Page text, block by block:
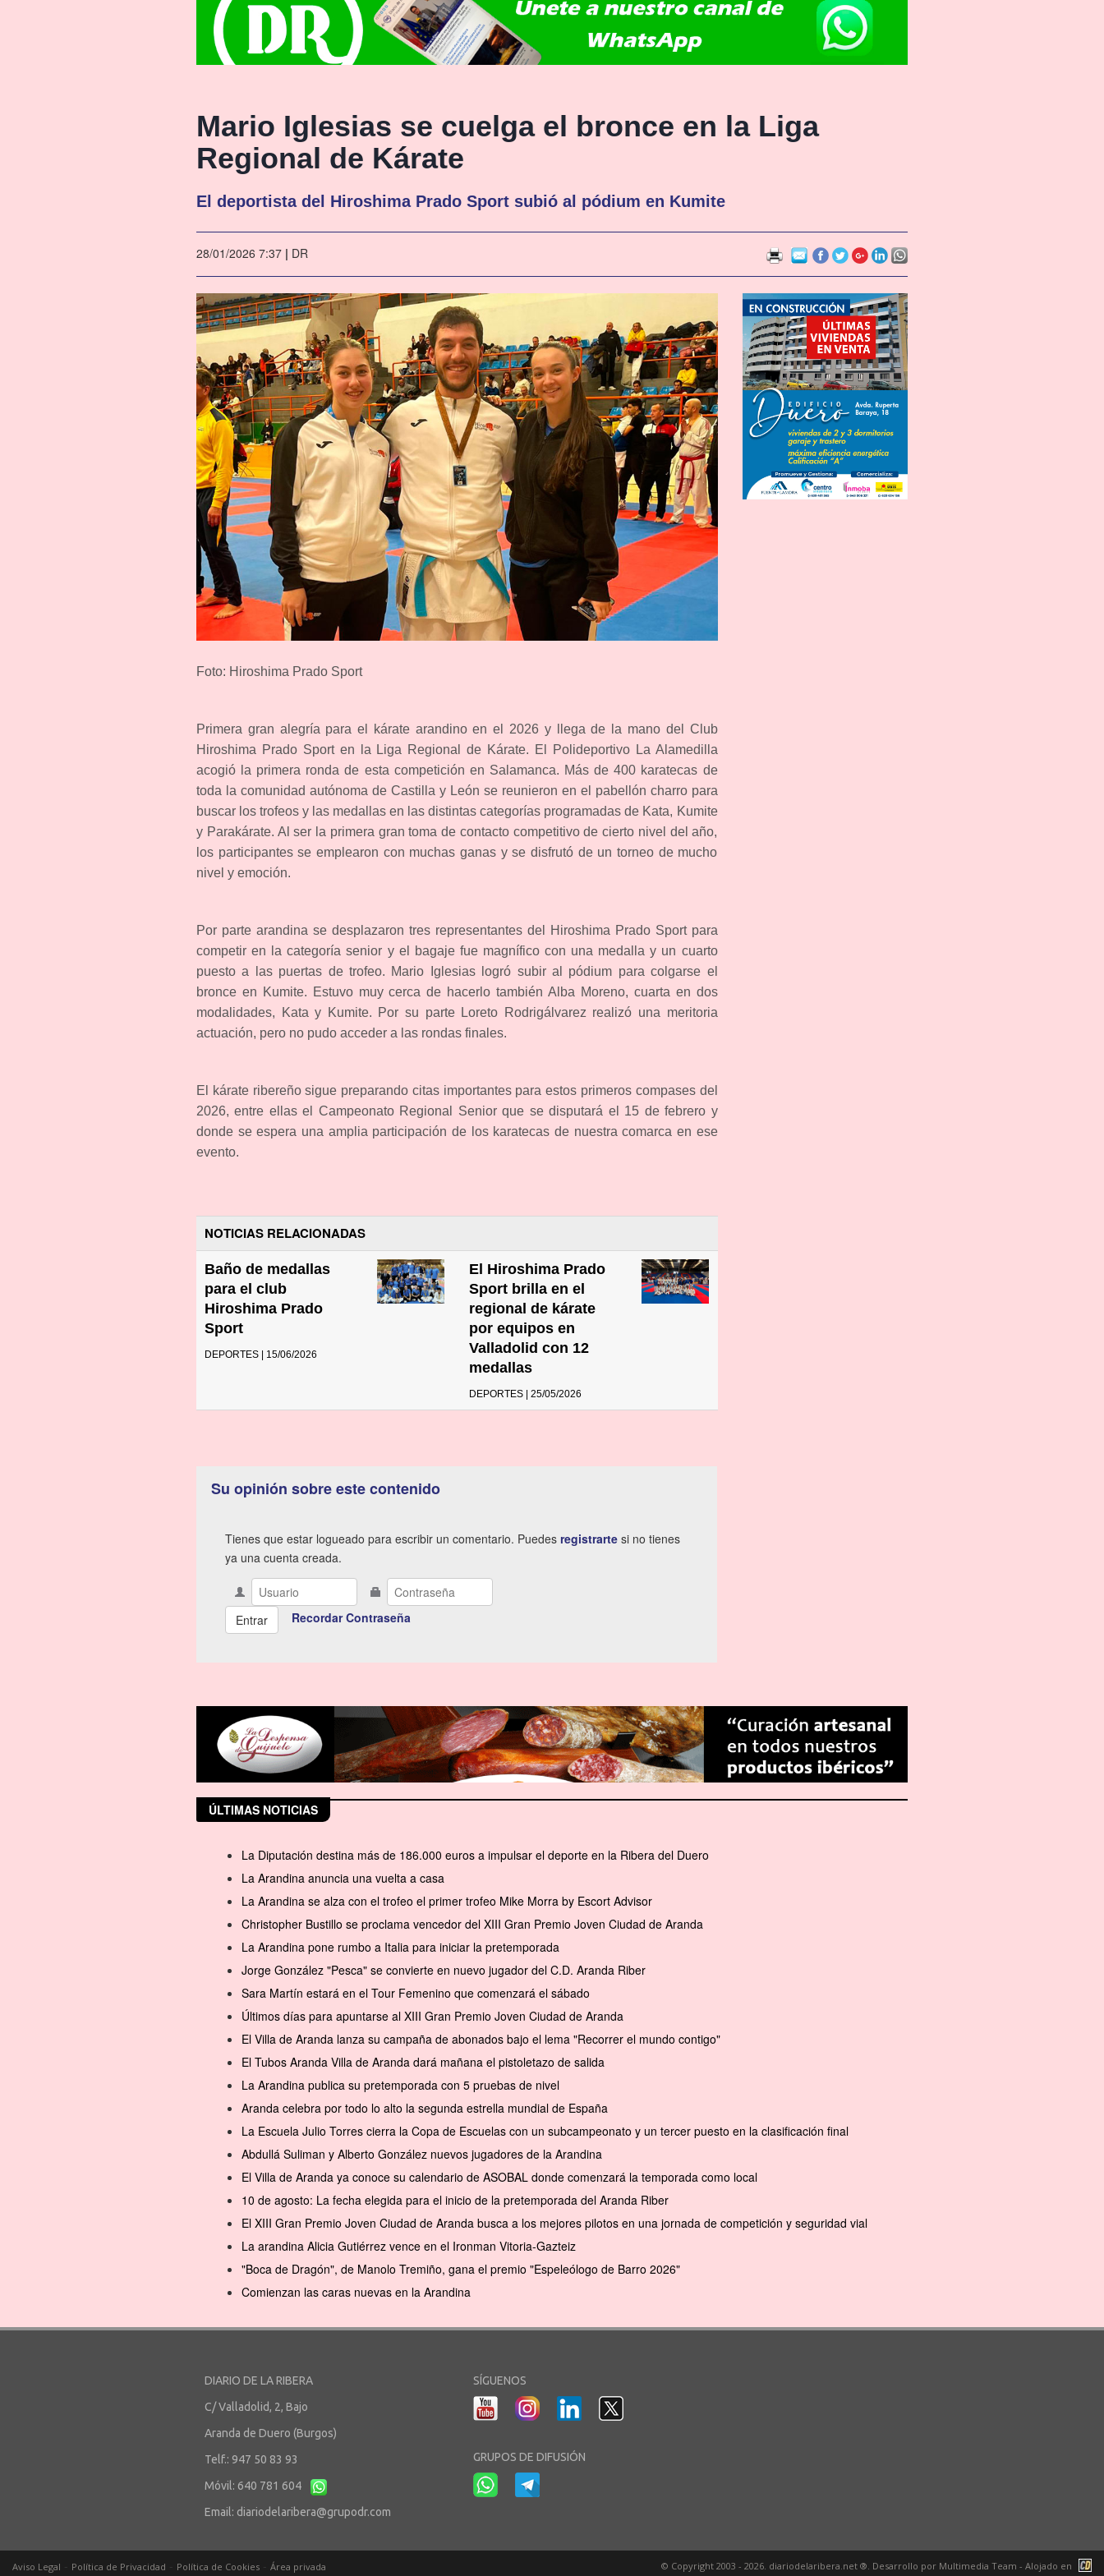
Mario Iglesias se cuelga el bronce en la Liga
Regional de Kárate
El deportista del Hiroshima Prado Sport subió al pódium en Kumite
28/01/2026 7:37 | DR
Foto: Hiroshima Prado Sport
Primera gran alegría para el kárate arandino en el 2026 y llega de la mano del Club
Hiroshima Prado Sport en la Liga Regional de Kárate. El Polideportivo La Alamedilla
acogió la primera ronda de esta competición en Salamanca. Más de 400 karatecas de
toda la comunidad autónoma de Castilla y León se reunieron en el pabellón charro para
buscar los trofeos y las medallas en las distintas categorías programadas de Kata, Kumite
y Parakárate. Al ser la primera gran toma de contacto competitivo de cierto nivel del año,
los participantes se emplearon con muchas ganas y se disfrutó de un torneo de mucho
nivel y emoción.
Por parte arandina se desplazaron tres representantes del Hiroshima Prado Sport para
competir en la categoría senior y el bagaje fue magnífico con una medalla y un cuarto
puesto a las puertas de trofeo. Mario Iglesias logró subir al pódium para colgarse el
bronce en Kumite. Estuvo muy cerca de hacerlo también Alba Moreno, cuarta en dos
modalidades, Kata y Kumite. Por su parte Loreto Rodrigálvarez realizó una meritoria
actuación, pero no pudo acceder a las rondas finales.
El kárate ribereño sigue preparando citas importantes para estos primeros compases del
2026, entre ellas el Campeonato Regional Senior que se disputará el 15 de febrero y
donde se espera una amplia participación de los karatecas de nuestra comarca en ese
evento.
NOTICIAS RELACIONADAS
Baño de medallas
para el club
Hiroshima Prado
Sport
DEPORTES | 15/06/2026
El Hiroshima Prado
Sport brilla en el
regional de kárate
por equipos en
Valladolid con 12
medallas
DEPORTES | 25/05/2026
Su opinión sobre este contenido
Tienes que estar logueado para escribir un comentario. Puedes registrarte si no tienes
ya una cuenta creada.
Recordar Contraseña
ÚLTIMAS NOTICIAS
La Diputación destina más de 186.000 euros a impulsar el deporte en la Ribera del Duero
La Arandina anuncia una vuelta a casa
La Arandina se alza con el trofeo el primer trofeo Mike Morra by Escort Advisor
Christopher Bustillo se proclama vencedor del XIII Gran Premio Joven Ciudad de Aranda
La Arandina pone rumbo a Italia para iniciar la pretemporada
Jorge González "Pesca" se convierte en nuevo jugador del C.D. Aranda Riber
Sara Martín estará en el Tour Femenino que comenzará el sábado
Últimos días para apuntarse al XIII Gran Premio Joven Ciudad de Aranda
El Villa de Aranda lanza su campaña de abonados bajo el lema "Recorrer el mundo contigo"
El Tubos Aranda Villa de Aranda dará mañana el pistoletazo de salida
La Arandina publica su pretemporada con 5 pruebas de nivel
Aranda celebra por todo lo alto la segunda estrella mundial de España
La Escuela Julio Torres cierra la Copa de Escuelas con un subcampeonato y un tercer puesto en la clasificación final
Abdullá Suliman y Alberto González nuevos jugadores de la Arandina
El Villa de Aranda ya conoce su calendario de ASOBAL donde comenzará la temporada como local
10 de agosto: La fecha elegida para el inicio de la pretemporada del Aranda Riber
El XIII Gran Premio Joven Ciudad de Aranda busca a los mejores pilotos en una jornada de competición y seguridad vial
La arandina Alicia Gutiérrez vence en el Ironman Vitoria-Gazteiz
"Boca de Dragón", de Manolo Tremiño, gana el premio "Espeleólogo de Barro 2026"
Comienzan las caras nuevas en la Arandina
DIARIO DE LA RIBERA
C/ Valladolid, 2, Bajo
Aranda de Duero (Burgos)
Telf.: 947 50 83 93
Móvil: 640 781 604
Email: diariodelaribera@grupodr.com
SÍGUENOS
GRUPOS DE DIFUSIÓN
Aviso Legal Política de Privacidad Política de Cookies Área privada © Copyright 2003 - 2026. diariodelaribera.net ®. Desarrollo por Multimedia Team - Alojado en